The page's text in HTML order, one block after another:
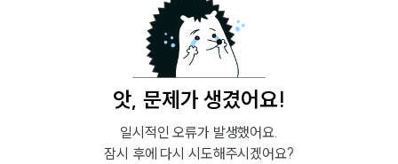
앗, 문제가 생겼어요!
일시적인 오류가 발생했어요.
잠시 후에 다시 시도해주시겠어요?